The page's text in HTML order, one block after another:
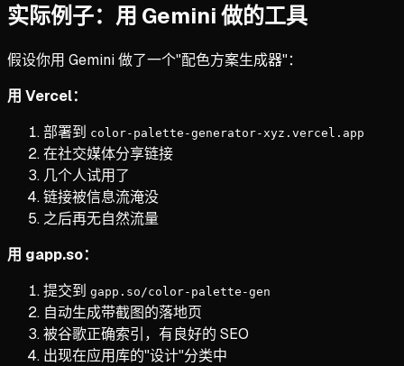
实际例子：用 Gemini 做的工具
假设你用 Gemini 做了一个"配色方案生成器"：
用 Vercel：
部署到 color-palette-generator-xyz.vercel.app
在社交媒体分享链接
几个人试用了
链接被信息流淹没
之后再无自然流量
用 gapp.so：
提交到 gapp.so/color-palette-gen
自动生成带截图的落地页
被谷歌正确索引，有良好的 SEO
出现在应用库的"设计"分类中